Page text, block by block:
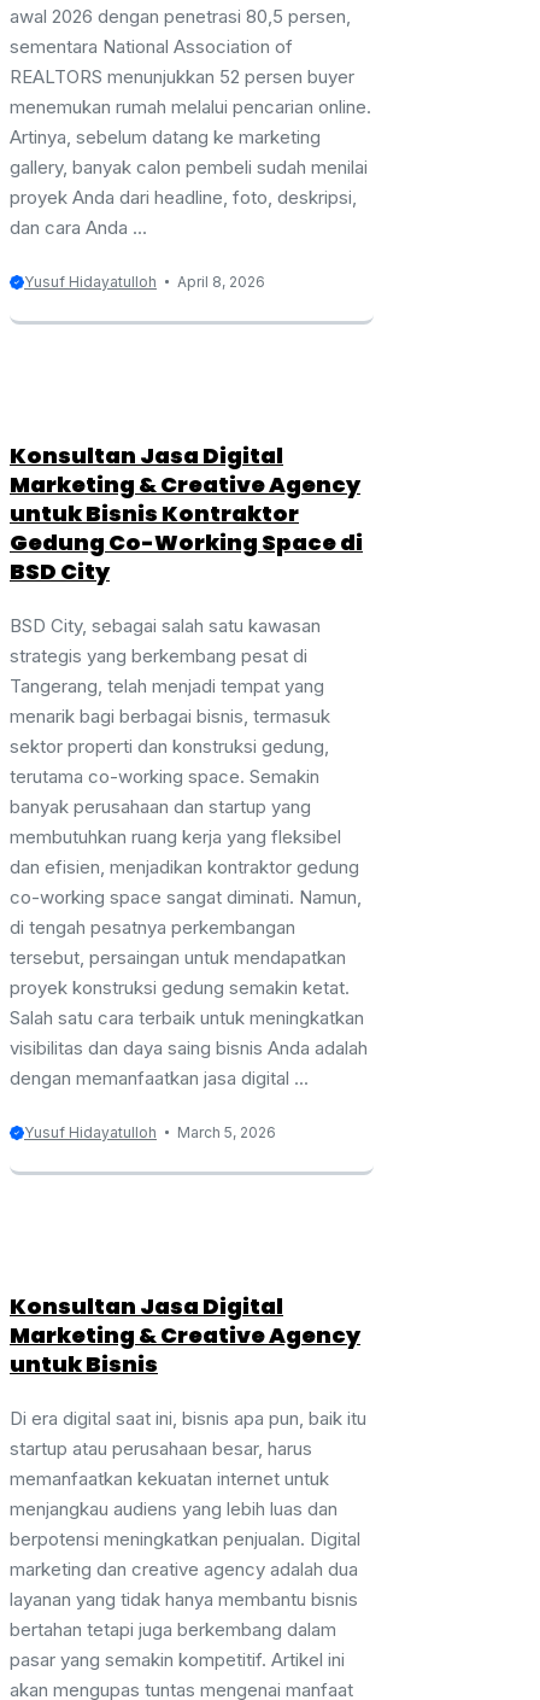
awal 2026 dengan penetrasi 80,5 persen,
sementara National Association of
REALTORS menunjukkan 52 persen buyer
menemukan rumah melalui pencarian online.
Artinya, sebelum datang ke marketing
gallery, banyak calon pembeli sudah menilai
proyek Anda dari headline, foto, deskripsi,
dan cara Anda ...
Yusuf Hidayatulloh April 8, 2026
Konsultan Jasa Digital
Marketing & Creative Agency
untuk Bisnis Kontraktor
Gedung Co-Working Space di
BSD City
BSD City, sebagai salah satu kawasan
strategis yang berkembang pesat di
Tangerang, telah menjadi tempat yang
menarik bagi berbagai bisnis, termasuk
sektor properti dan konstruksi gedung,
terutama co-working space. Semakin
banyak perusahaan dan startup yang
membutuhkan ruang kerja yang fleksibel
dan efisien, menjadikan kontraktor gedung
co-working space sangat diminati. Namun,
di tengah pesatnya perkembangan
tersebut, persaingan untuk mendapatkan
proyek konstruksi gedung semakin ketat.
Salah satu cara terbaik untuk meningkatkan
visibilitas dan daya saing bisnis Anda adalah
dengan memanfaatkan jasa digital ...
Yusuf Hidayatulloh March 5, 2026
Konsultan Jasa Digital
Marketing & Creative Agency
untuk Bisnis
Di era digital saat ini, bisnis apa pun, baik itu
startup atau perusahaan besar, harus
memanfaatkan kekuatan internet untuk
menjangkau audiens yang lebih luas dan
berpotensi meningkatkan penjualan. Digital
marketing dan creative agency adalah dua
layanan yang tidak hanya membantu bisnis
bertahan tetapi juga berkembang dalam
pasar yang semakin kompetitif. Artikel ini
akan mengupas tuntas mengenai manfaat